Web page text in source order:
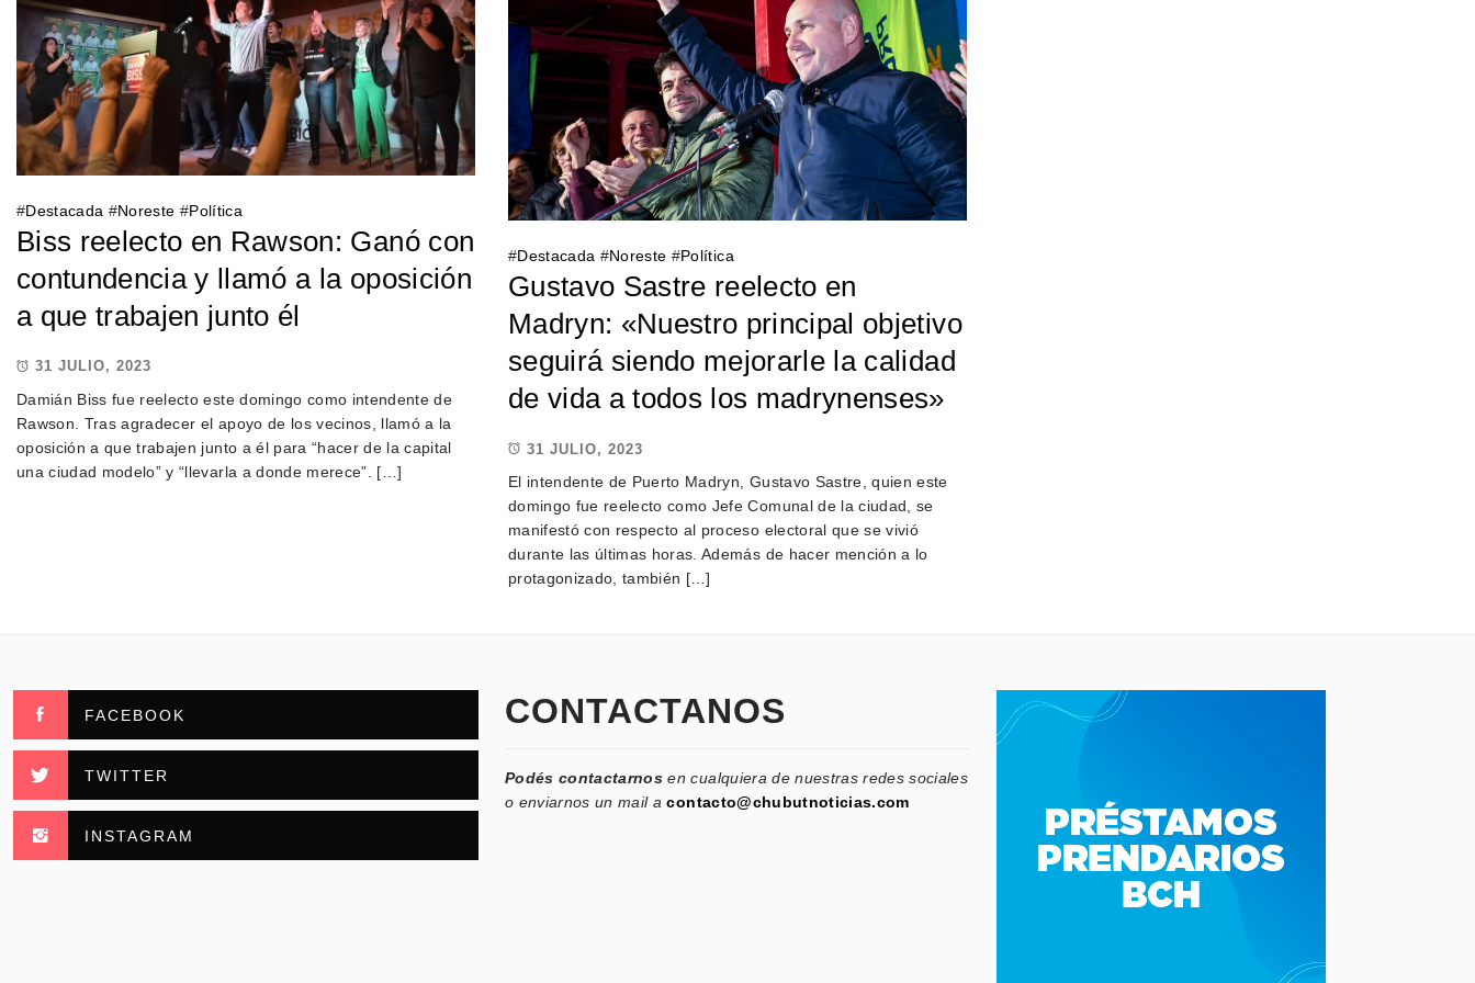
#Destacada #Noreste #Política
Biss reelecto en Rawson: Ganó con
contundencia y llamó a la oposición
a que trabajen junto él
31 JULIO, 2023
Damián Biss fue reelecto este domingo como intendente de
Rawson. Tras agradecer el apoyo de los vecinos, llamó a la
oposición a que trabajen junto a él para “hacer de la capital
una ciudad modelo” y “llevarla a donde merece”. […]
#Destacada #Noreste #Política
Gustavo Sastre reelecto en
Madryn: «Nuestro principal objetivo
seguirá siendo mejorarle la calidad
de vida a todos los madrynenses»
31 JULIO, 2023
El intendente de Puerto Madryn, Gustavo Sastre, quien este
domingo fue reelecto como Jefe Comunal de la ciudad, se
manifestó con respecto al proceso electoral que se vivió
durante las últimas horas. Además de hacer mención a lo
protagonizado, también […]
FACEBOOK
TWITTER
INSTAGRAM
CONTACTANOS
Podés contactarnos en cualquiera de nuestras redes sociales
o enviarnos un mail acontacto@chubutnoticias.com